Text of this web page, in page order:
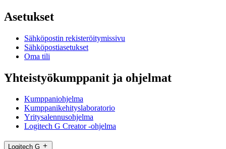
Asetukset
Sähköpostin rekisteröitymissivu
Sähköpostiasetukset
Oma tili
Yhteistyökumppanit ja ohjelmat
Kumppaniohjelma
Kumppanikehityslaboratorio
Yritysalennusohjelma
Logitech G Creator -ohjelma
Logitech G